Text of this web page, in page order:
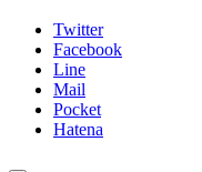
Twitter
Facebook
Line
Mail
Pocket
Hatena